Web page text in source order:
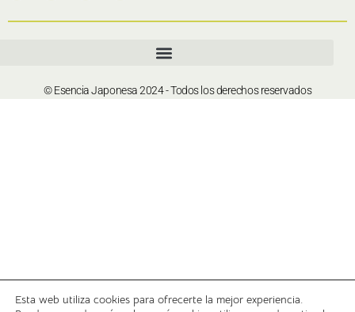
© Esencia Japonesa 2024 - Todos los derechos reservados
Esta web utiliza cookies para ofrecerte la mejor experiencia.